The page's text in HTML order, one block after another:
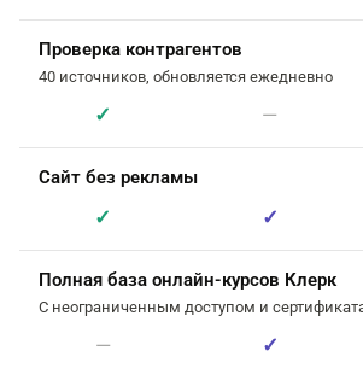
Проверка контрагентов
40 источников, обновляется ежедневно
✓ —
Сайт без рекламы
✓ ✓
Полная база онлайн-курсов Клерк
С неограниченным доступом и
— ✓